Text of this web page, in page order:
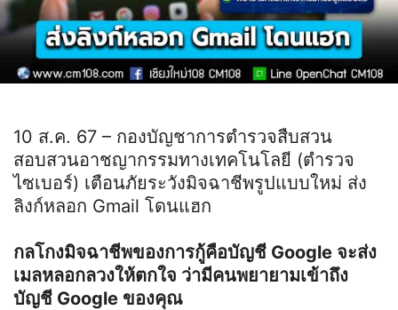
10 ส.ค. 67 – กองบัญชาการตำรวจสืบสวน
สอบสวนอาชญากรรมทางเทคโนโลยี (ตำรวจ
ไซเบอร์) เตือนภัยระวังมิจฉาชีพรูปแบบใหม่ ส่ง
ลิงก์หลอก Gmail โดนแฮก
กลโกงมิจฉาชีพของการกู้คือบัญชี Google จะส่ง
เมลหลอกลวงให้ตกใจ ว่ามีคนพยายามเข้าถึง
บัญชี Google ของคุณ